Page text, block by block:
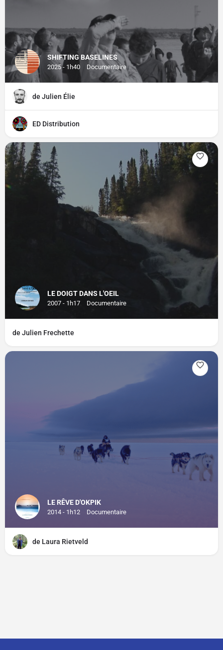
SHIFTING BASELINES
2025 - 1h40 Documentaire
de Julien Élie
ED Distribution
LE DOIGT DANS L'OEIL
2007 - 1h17 Documentaire
de Julien Frechette
LE RÊVE D'OKPIK
2014 - 1h12 Documentaire
de Laura Rietveld